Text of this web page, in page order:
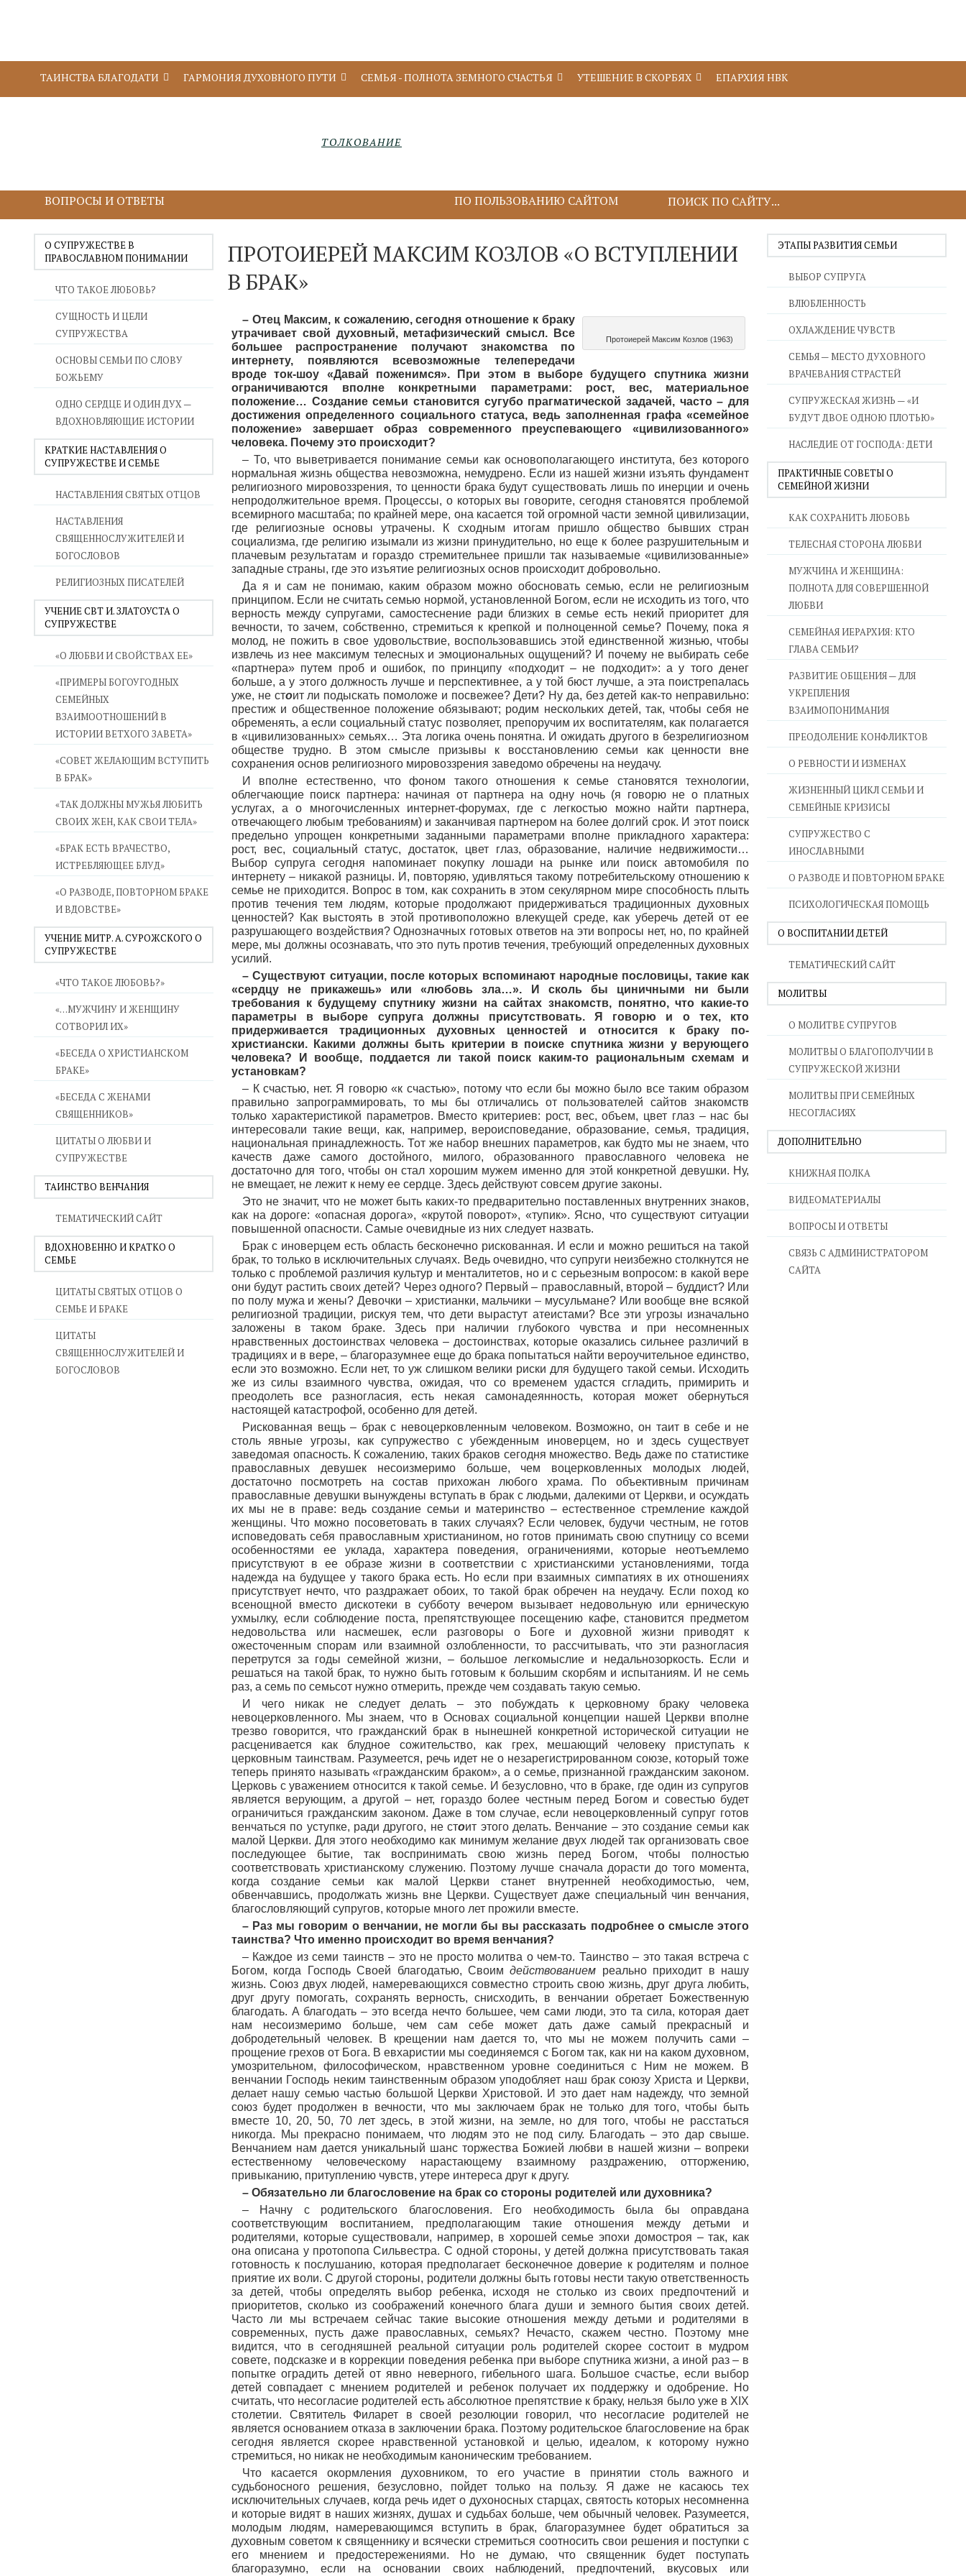
ТАИНСТВА БЛАГОДАТИ ГАРМОНИЯ ДУХОВНОГО ПУТИ СЕМЬЯ - ПОЛНОТА ЗЕМНОГО СЧАСТЬЯ УТЕШЕНИЕ В СКОРБЯХ ЕПАРХИЯ НВК
ПО ПОЛЬЗОВАНИЮ САЙТОМ
ВОПРОСЫ И ОТВЕТЫ
ТОЛКОВАНИЕ
О СУПРУЖЕСТВЕ В
ПРАВОСЛАВНОМ ПОНИМАНИИ
ЧТО ТАКОЕ ЛЮБОВЬ?
СУЩНОСТЬ И ЦЕЛИ
СУПРУЖЕСТВА
ОСНОВЫ СЕМЬИ ПО СЛОВУ
БОЖЬЕМУ
ОДНО СЕРДЦЕ И ОДИН ДУХ —
ВДОХНОВЛЯЮЩИЕ ИСТОРИИ
КРАТКИЕ НАСТАВЛЕНИЯ О
СУПРУЖЕСТВЕ И СЕМЬЕ
НАСТАВЛЕНИЯ СВЯТЫХ ОТЦОВ
НАСТАВЛЕНИЯ
СВЯЩЕННОСЛУЖИТЕЛЕЙ И
БОГОСЛОВОВ
РЕЛИГИОЗНЫХ ПИСАТЕЛЕЙ
УЧЕНИЕ СВТ И. ЗЛАТОУСТА О
СУПРУЖЕСТВЕ
«О ЛЮБВИ И СВОЙСТВАХ ЕЕ»
«ПРИМЕРЫ БОГОУГОДНЫХ
СЕМЕЙНЫХ
ВЗАИМООТНОШЕНИЙ В
ИСТОРИИ ВЕТХОГО ЗАВЕТА»
«СОВЕТ ЖЕЛАЮЩИМ ВСТУПИТЬ
В БРАК»
«ТАК ДОЛЖНЫ МУЖЬЯ ЛЮБИТЬ
СВОИХ ЖЕН, КАК СВОИ ТЕЛА»
«БРАК ЕСТЬ ВРАЧЕСТВО,
ИСТРЕБЛЯЮЩЕЕ БЛУД»
«О РАЗВОДЕ, ПОВТОРНОМ БРАКЕ
И ВДОВСТВЕ»
УЧЕНИЕ МИТР. А. СУРОЖСКОГО О
СУПРУЖЕСТВЕ
«ЧТО ТАКОЕ ЛЮБОВЬ?»
«…МУЖЧИНУ И ЖЕНЩИНУ
СОТВОРИЛ ИХ»
«БЕСЕДА О ХРИСТИАНСКОМ
БРАКЕ»
«БЕСЕДА С ЖЕНАМИ
СВЯЩЕННИКОВ»
ЦИТАТЫ О ЛЮБВИ И
СУПРУЖЕСТВЕ
ТАИНСТВО ВЕНЧАНИЯ
ТЕМАТИЧЕСКИЙ САЙТ
ВДОХНОВЕННО И КРАТКО О
СЕМЬЕ
ЦИТАТЫ СВЯТЫХ ОТЦОВ О
СЕМЬЕ И БРАКЕ
ЦИТАТЫ
СВЯЩЕННОСЛУЖИТЕЛЕЙ И
БОГОСЛОВОВ
ПРОТОИЕРЕЙ МАКСИМ КОЗЛОВ «О ВСТУПЛЕНИИ
В БРАК»
Протоиерей Максим Козлов (1963)
– Отец Максим, к сожалению, сегодня отношение к браку
утрачивает свой духовный, метафизический смысл. Все
большее распространение получают знакомства по
интернету, появляются всевозможные телепередачи
вроде ток-шоу «Давай поженимся».
При этом в выборе будущего спутника жизни
ограничиваются вполне конкретными параметрами: рост, вес, материальное
положение… Создание семьи становится сугубо прагматической задачей, часто – для
достижения определенного социального статуса, ведь заполненная графа «семейное
положение» завершает образ современного преуспевающего «цивилизованного»
человека. Почему это происходит?
– То, что выветривается понимание семьи как основополагающего института, без которого
нормальная жизнь общества невозможна, немудрено. Если из нашей жизни изъять фундамент
религиозного мировоззрения, то ценности брака будут существовать лишь по инерции и очень
непродолжительное время. Процессы, о которых вы говорите, сегодня становятся проблемой
всемирного масштаба; по крайней мере, она касается той огромной части земной цивилизации,
где религиозные основы утрачены. К сходным итогам пришло общество бывших стран
социализма, где религию изымали из жизни принудительно, но еще к более разрушительным и
плачевым результатам и гораздо стремительнее пришли так называемые «цивилизованные»
западные страны, где это изъятие религиозных основ происходит добровольно.
Да я и сам не понимаю, каким образом можно обосновать семью, если не религиозным
принципом. Если не считать семью нормой, установленной Богом, если не исходить из того, что
верность между супругами, самостеснение ради близких в семье есть некий приоритет для
вечности, то зачем, собственно, стремиться к крепкой и полноценной семье? Почему, пока я
молод, не пожить в свое удовольствие, воспользовавшись этой единственной жизнью, чтобы
извлечь из нее максимум телесных и эмоциональных ощущений? И почему не выбирать себе
«партнера» путем проб и ошибок, по принципу «подходит – не подходит»: а у того денег
больше, а у этого должность лучше и перспективнее, а у той бюст лучше, а эта поистрепалась
уже, не стоит ли подыскать помоложе и посвежее? Дети? Ну да, без детей как-то неправильно:
престиж и общественное положение обязывают; родим нескольких детей, так, чтобы себя не
обременять, а если социальный статус позволяет, препоручим их воспитателям, как полагается
в «цивилизованных» семьях… Эта логика очень понятна. И ожидать другого в безрелигиозном
обществе трудно. В этом смысле призывы к восстановлению семьи как ценности вне
сохранения основ религиозного мировоззрения заведомо обречены на неудачу.
И вполне естественно, что фоном такого отношения к семье становятся технологии,
облегчающие поиск партнера: начиная от партнера на одну ночь (я говорю не о платных
услугах, а о многочисленных интернет-форумах, где с легкостью можно найти партнера,
отвечающего любым требованиям) и заканчивая партнером на более долгий срок. И этот поиск
предельно упрощен конкретными заданными параметрами вполне прикладного характера:
рост, вес, социальный статус, достаток, цвет глаз, образование, наличие недвижимости…
Выбор супруга сегодня напоминает покупку лошади на рынке или поиск автомобиля по
интернету – никакой разницы. И, повторяю, удивляться такому потребительскому отношению к
семье не приходится. Вопрос в том, как сохранить в этом секулярном мире способность плыть
против течения тем людям, которые продолжают придерживаться традиционных духовных
ценностей? Как выстоять в этой противоположно влекущей среде, как уберечь детей от ее
разрушающего воздействия? Однозначных готовых ответов на эти вопросы нет, но, по крайней
мере, мы должны осознавать, что это путь против течения, требующий определенных духовных
усилий.
– Существуют ситуации, после которых вспоминают народные пословицы, такие как
«сердцу не прикажешь» или «любовь зла…». И сколь бы циничными ни были
требования к будущему спутнику жизни на сайтах знакомств, понятно, что какие-то
параметры в выборе супруга должны присутствовать. Я говорю и о тех, кто
придерживается традиционных духовных ценностей и относится к браку по-
христиански. Какими должны быть критерии в поиске спутника жизни у верующего
человека?
И вообще, поддается ли такой поиск каким-то рациональным схемам и
установкам?
– К счастью, нет. Я говорю «к счастью», потому что если бы можно было все таким образом
правильно запрограммировать, то мы бы отличались от пользователей сайтов знакомств
только характеристикой параметров. Вместо критериев: рост, вес, объем, цвет глаз – нас бы
интересовали такие вещи, как, например, вероисповедание, образование, семья, традиция,
национальная принадлежность. Тот же набор внешних параметров, как будто мы не знаем, что
качеств даже самого достойного, милого, образованного православного человека не
достаточно для того, чтобы он стал хорошим мужем именно для этой конкретной девушки. Ну,
не вмещает, не лежит к нему ее сердце. Здесь действуют совсем другие законы.
Это не значит, что не может быть каких-то предварительно поставленных внутренних знаков,
как на дороге: «опасная дорога», «крутой поворот», «тупик». Ясно, что существуют ситуации
повышенной опасности. Самые очевидные из них следует назвать.
Брак с иноверцем есть область бесконечно рискованная. И если и можно решиться на такой
брак, то только в исключительных случаях. Ведь очевидно, что супруги неизбежно столкнутся не
только с проблемой различия культур и менталитетов, но и с серьезным вопросом: в какой вере
они будут растить своих детей? Через одного? Первый – православный, второй – буддист? Или
по полу мужа и жены? Девочки – христианки, мальчики – мусульмане? Или вообще вне всякой
религиозной традиции, рискуя тем, что дети вырастут атеистами? Все эти угрозы изначально
заложены в таком браке. Здесь при наличии глубокого чувства и при несомненных
нравственных достоинствах человека – достоинствах, которые оказались сильнее различий в
традициях и в вере, – благоразумнее еще до брака попытаться найти вероучительное единство,
если это возможно. Если нет, то уж слишком велики риски для будущего такой семьи. Исходить
же из силы взаимного чувства, ожидая, что со временем удастся сгладить, примирить и
преодолеть все разногласия, есть некая самонадеянность, которая может обернуться
настоящей катастрофой, особенно для детей.
Рискованная вещь – брак с невоцерковленным человеком. Возможно, он таит в себе и не
столь явные угрозы, как супружество с убежденным иноверцем, но и здесь существует
заведомая опасность. К сожалению, таких браков сегодня множество. Ведь даже по статистике
православных девушек несоизмеримо больше, чем воцерковленных молодых людей,
достаточно посмотреть на состав прихожан любого храма. По объективным причинам
православные девушки вынуждены вступать в брак с людьми, далекими от Церкви, и осуждать
их мы не в праве: ведь создание семьи и материнство – естественное стремление каждой
женщины. Что можно посоветовать в таких случаях? Если человек, будучи честным, не готов
исповедовать себя православным христианином, но готов принимать свою спутницу со всеми
особенностями ее уклада, характера поведения, ограничениями, которые неотъемлемо
присутствуют в ее образе жизни в соответствии с христианскими установлениями, тогда
надежда на будущее у такого брака есть. Но если при взаимных симпатиях в их отношениях
присутствует нечто, что раздражает обоих, то такой брак обречен на неудачу. Если поход ко
всенощной вместо дискотеки в субботу вечером вызывает недовольную или ерническую
ухмылку, если соблюдение поста, препятствующее посещению кафе, становится предметом
недовольства или насмешек, если разговоры о Боге и духовной жизни приводят к
ожесточенным спорам или взаимной озлобленности, то рассчитывать, что эти разногласия
перетрутся за годы семейной жизни, – большое легкомыслие и недальнозоркость. Если и
решаться на такой брак, то нужно быть готовым к большим скорбям и испытаниям. И не семь
раз, а семь по семьсот нужно отмерить, прежде чем создавать такую семью.
И чего никак не следует делать – это побуждать к церковному браку человека
невоцерковленного. Мы знаем, что в Основах социальной концепции нашей Церкви вполне
трезво говорится, что гражданский брак в нынешней конкретной исторической ситуации не
расценивается как блудное сожительство, как грех, мешающий человеку приступать к
церковным таинствам. Разумеется, речь идет не о незарегистрированном союзе, который тоже
теперь принято называть «гражданским браком», а о семье, признанной гражданским законом.
Церковь с уважением относится к такой семье. И безусловно, что в браке, где один из супругов
является верующим, а другой – нет, гораздо более честным перед Богом и совестью будет
ограничиться гражданским законом. Даже в том случае, если невоцерковленный супруг готов
венчаться по уступке, ради другого, не стоит этого делать. Венчание – это создание семьи как
малой Церкви. Для этого необходимо как минимум желание двух людей так организовать свое
последующее бытие, так воспринимать свою жизнь перед Богом, чтобы полностью
соответствовать христианскому служению. Поэтому лучше сначала дорасти до того момента,
когда создание семьи как малой Церкви станет внутренней необходимостью, чем,
обвенчавшись, продолжать жизнь вне Церкви. Существует даже специальный чин венчания,
благословляющий супругов, которые много лет прожили вместе.
– Раз мы говорим о венчании, не могли бы вы рассказать подробнее о смысле этого
таинства? Что именно происходит во время венчания?
– Каждое из семи таинств – это не просто молитва о чем-то. Таинство – это такая встреча с
Богом, когда Господь Своей благодатью, Своимдействованием реально приходит в нашу
жизнь. Союз двух людей, намеревающихся совместно строить свою жизнь, друг друга любить,
друг другу помогать, сохранять верность, снисходить, в венчании обретает Божественную
благодать. А благодать – это всегда нечто большее, чем сами люди, это та сила, которая дает
нам несоизмеримо больше, чем сам себе может дать даже самый прекрасный и
добродетельный человек. В крещении нам дается то, что мы не можем получить сами –
прощение грехов от Бога. В евхаристии мы соединяемся с Богом так, как ни на каком духовном,
умозрительном, философическом, нравственном уровне соединиться с Ним не можем. В
венчании Господь неким таинственным образом уподобляет наш брак союзу Христа и Церкви,
делает нашу семью частью большой Церкви Христовой. И это дает нам надежду, что земной
союз будет продолжен в вечности, что мы заключаем брак не только для того, чтобы быть
вместе 10, 20, 50, 70 лет здесь, в этой жизни, на земле, но для того, чтобы не расстаться
никогда. Мы прекрасно понимаем, что людям это не под силу. Благодать – это дар свыше.
Венчанием нам дается уникальный шанс торжества Божией любви в нашей жизни – вопреки
естественному человеческому нарастающему взаимному раздражению, отторжению,
привыканию, притуплению чувств, утере интереса друг к другу.
– Обязательно ли благословение на брак со стороны родителей или духовника?
– Начну с родительского благословения. Его необходимость была бы оправдана
соответствующим воспитанием, предполагающим такие отношения между детьми и
родителями, которые существовали, например, в хорошей семье эпохи домостроя – так, как
она описана у протопопа Сильвестра. С одной стороны, у детей должна присутствовать такая
готовность к послушанию, которая предполагает бесконечное доверие к родителям и полное
приятие их воли. С другой стороны, родители должны быть готовы нести такую ответственность
за детей, чтобы определять выбор ребенка, исходя не столько из своих предпочтений и
приоритетов, сколько из соображений конечного блага души и земного бытия своих детей.
Часто ли мы встречаем сейчас такие высокие отношения между детьми и родителями в
современных, пусть даже православных, семьях? Нечасто, скажем честно. Поэтому мне
видится, что в сегодняшней реальной ситуации роль родителей скорее состоит в мудром
совете, подсказке и в коррекции поведения ребенка при выборе спутника жизни, а иной раз – в
попытке оградить детей от явно неверного, гибельного шага. Большое счастье, если выбор
детей совпадает с мнением родителей и ребенок получает их поддержку и одобрение. Но
считать, что несогласие родителей есть абсолютное препятствие к браку, нельзя было уже в XIX
столетии. Святитель Филарет в своей резолюции говорил, что несогласие родителей не
является основанием отказа в заключении брака. Поэтому родительское благословение на брак
сегодня является скорее нравственной установкой и целью, идеалом, к которому нужно
стремиться, но никак не необходимым каноническим требованием.
Что касается окормления духовником, то его участие в принятии столь важного и
судьбоносного решения, безусловно, пойдет только на пользу. Я даже не касаюсь тех
исключительных случаев, когда речь идет о духоносных старцах, святость которых несомненна
и которые видят в наших жизнях, душах и судьбах больше, чем обычный человек. Разумеется,
молодым людям, намеревающимся вступить в брак, благоразумнее будет обратиться за
духовным советом к священнику и всячески стремиться соотносить свои решения и поступки с
его мнением и предостережениями. Но не думаю, что священник будет поступать
благоразумно, если на основании своих наблюдений, предпочтений, вкусовых или
ЭТАПЫ РАЗВИТИЯ СЕМЬИ
ВЫБОР СУПРУГА
ВЛЮБЛЕННОСТЬ
ОХЛАЖДЕНИЕ ЧУВСТВ
СЕМЬЯ — МЕСТО ДУХОВНОГО
ВРАЧЕВАНИЯ СТРАСТЕЙ
СУПРУЖЕСКАЯ ЖИЗНЬ — «И
БУДУТ ДВОЕ ОДНОЮ ПЛОТЬЮ»
НАСЛЕДИЕ ОТ ГОСПОДА: ДЕТИ
ПРАКТИЧНЫЕ СОВЕТЫ О
СЕМЕЙНОЙ ЖИЗНИ
КАК СОХРАНИТЬ ЛЮБОВЬ
ТЕЛЕСНАЯ СТОРОНА ЛЮБВИ
МУЖЧИНА И ЖЕНЩИНА:
ПОЛНОТА ДЛЯ СОВЕРШЕННОЙ
ЛЮБВИ
СЕМЕЙНАЯ ИЕРАРХИЯ: КТО
ГЛАВА СЕМЬИ?
РАЗВИТИЕ ОБЩЕНИЯ — ДЛЯ
УКРЕПЛЕНИЯ
ВЗАИМОПОНИМАНИЯ
ПРЕОДОЛЕНИЕ КОНФЛИКТОВ
О РЕВНОСТИ И ИЗМЕНАХ
ЖИЗНЕННЫЙ ЦИКЛ СЕМЬИ И
СЕМЕЙНЫЕ КРИЗИСЫ
СУПРУЖЕСТВО С
ИНОСЛАВНЫМИ
О РАЗВОДЕ И ПОВТОРНОМ БРАКЕ
ПСИХОЛОГИЧЕСКАЯ ПОМОЩЬ
О ВОСПИТАНИИ ДЕТЕЙ
ТЕМАТИЧЕСКИЙ САЙТ
МОЛИТВЫ
О МОЛИТВЕ СУПРУГОВ
МОЛИТВЫ О БЛАГОПОЛУЧИИ В
СУПРУЖЕСКОЙ ЖИЗНИ
МОЛИТВЫ ПРИ СЕМЕЙНЫХ
НЕСОГЛАСИЯХ
ДОПОЛНИТЕЛЬНО
КНИЖНАЯ ПОЛКА
ВИДЕОМАТЕРИАЛЫ
ВОПРОСЫ И ОТВЕТЫ
СВЯЗЬ С АДМИНИСТРАТОРОМ
САЙТА